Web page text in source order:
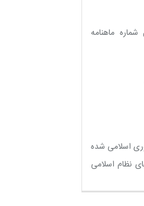
ماهنامه
اسلامی شده
نظام اسلامی